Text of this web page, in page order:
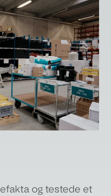
og testede et